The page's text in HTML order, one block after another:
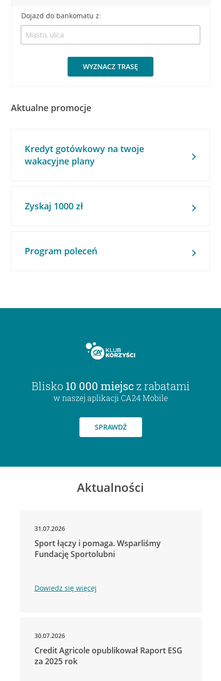
Dojazd do bankomatu z:
WYZNACZ TRASĘ
Aktualne promocje
Kredyt gotówkowy na twoje
wakacyjne plany
Zyskaj 1000 zł
Program poleceń
Blisko 10 000 miejsc z rabatami
w naszej aplikacji CA24 Mobile
SPRAWDŹ
Aktualności
31.07.2026
Sport łączy i pomaga. Wsparliśmy
Fundację Sportolubni
Dowiedz się więcej
30.07.2026
Credit Agricole opublikował Raport ESG
za 2025 rok